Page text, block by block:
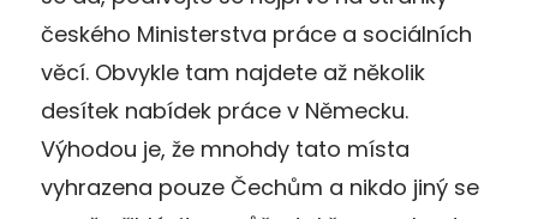
českého Ministerstva práce a sociálních
věcí. Obvykle tam najdete až několik
desítek nabídek práce v Německu.
Výhodou je, že mnohdy tato místa
vyhrazena pouze Čechům a nikdo jiný se